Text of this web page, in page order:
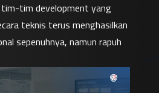
tim-tim development yang
teknis terus menghasilkan
sepenuhnya, namun rapuh